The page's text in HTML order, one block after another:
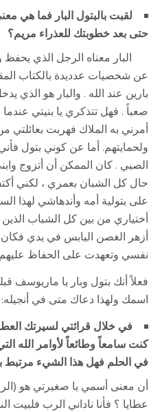
لقبت بالبتول البار فما هي
حتى بعد خطوبتك للعذراء مريم؟
البار معناه الرجل الذي يحفظ
عن شخصيات عدديدة بالكتاب
بارين عند الله . والبار هو الذي
صعباً . فهل تتذكري يا بنيتي
أمرني به الملاك فهربت بعائلتي
ولحمايتهم. أما عن كوني بتول
الصبي . كان الممكن أن أتزوج
حال كل الشبان بعمري ، لكني
على بتولية أمه وأندهاشي لهذا
أختياري من بين كل الشباب
أزهر الغصن اليابس في يدي فكان
نفسي وتعهدت على الحفاظ
فعلاً أنك بتول وبار يا ماريوسف
اسمك ولهذا دعاك متى في أنجيله:
في خلال قرائتي لسيرتك
كنت سامعاً وطائعاً لأوامر الله
في الحلم فهل هذا الشيء
أن معنى أسمي يا صغيرتي هو
عطايا ؟ فأنا ناداني الرب فلبيت